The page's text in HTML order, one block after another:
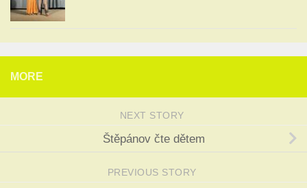
MORE
NEXT STORY
Štěpánov čte dětem
PREVIOUS STORY